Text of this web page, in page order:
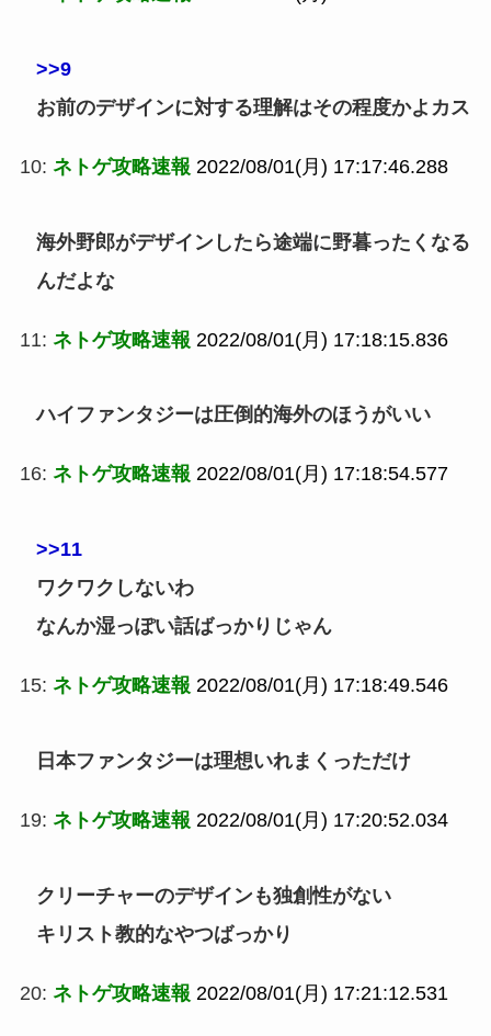
>>9
お前のデザインに対する理解はその程度かよカス
10: ネトゲ攻略速報 2022/08/01(月) 17:17:46.288
海外野郎がデザインしたら途端に野暮ったくなる
んだよな
11: ネトゲ攻略速報 2022/08/01(月) 17:18:15.836
ハイファンタジーは圧倒的海外のほうがいい
16: ネトゲ攻略速報 2022/08/01(月) 17:18:54.577
>>11
ワクワクしないわ
なんか湿っぽい話ばっかりじゃん
15: ネトゲ攻略速報 2022/08/01(月) 17:18:49.546
日本ファンタジーは理想いれまくっただけ
19: ネトゲ攻略速報 2022/08/01(月) 17:20:52.034
クリーチャーのデザインも独創性がない
キリスト教的なやつばっかり
20: ネトゲ攻略速報 2022/08/01(月) 17:21:12.531